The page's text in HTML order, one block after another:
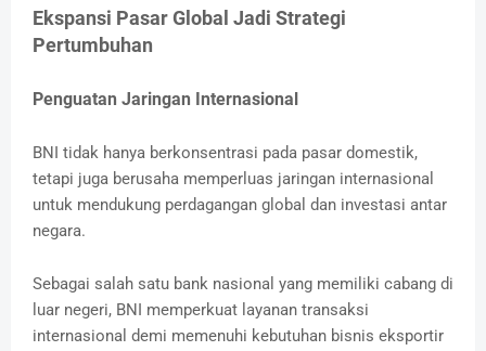
Ekspansi Pasar Global Jadi Strategi
Pertumbuhan
Penguatan Jaringan Internasional
BNI tidak hanya berkonsentrasi pada pasar domestik,
tetapi juga berusaha memperluas jaringan internasional
untuk mendukung perdagangan global dan investasi antar
negara.
Sebagai salah satu bank nasional yang memiliki cabang di
luar negeri, BNI memperkuat layanan transaksi
internasional demi memenuhi kebutuhan bisnis eksportir